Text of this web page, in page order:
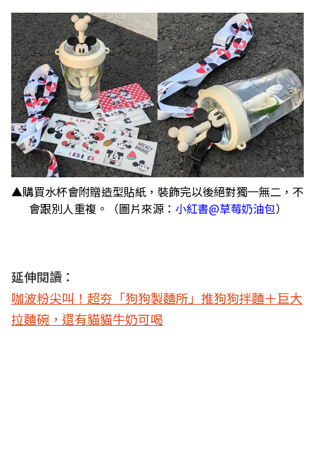
▲購買水杯會附贈造型貼紙，裝飾完以後絕對獨一無二，不
會跟別人重複。（圖片來源： 小紅書@草莓奶油包）
延伸閱讀：
咖波粉尖叫！超夯「狗狗製麵所」推狗狗拌麵＋巨大
拉麵碗，還有貓貓牛奶可喝